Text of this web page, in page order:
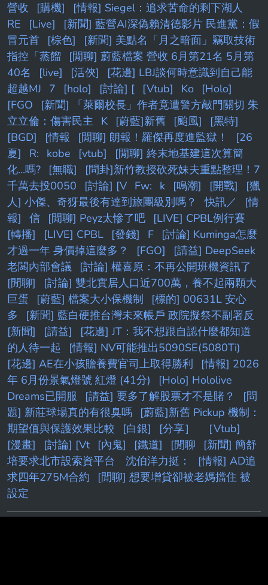
營收
[購機]
[情報] Siegel：追求苦命的剩下湖人
RE
[Live]
[新聞] 藍營AI深偽賴清德影片 民進黨：假
冒元首
[棕色]
[新聞] 美點名「月之暗面」竊取技術
指控「蒸餾
[閒聊] 蔚藍檔案 營收 6月第21名 5月第
40名
[live] [活俠]
[花邊] LBJ談何時意識到自己能
超越MJ
7 [holo] [討論] [ [Vtub] Ko
[Holo]
[FGO
[新聞] 「萊爾校長」作者竟遭警方敲門關切 朱
立立倫：傷害民主 K [蔚藍]新舊 [颱風]
[黑特]
[BGD]
[情報 [閒聊] 朗報！羅傑再度進監獄！
[26
夏]
R: kobe [vtub]
[閒聊] 終末地基建這次算簡
化...嗎?
[無職]
[問卦]新竹教授砍死妹夫重點整理！7
千萬去投0050
[討論] [V Fw: k [鳴潮] [開戰]
[獵
人] 小傑、奇犽最後有達到旅團級別嗎？
快訊／
[情
報]
信 [閒聊] Peyz太慘了吧
[LIVE] CPBL例行賽
[轉播]
[LIVE] CPBL [發錢] F
[討論] Kuminga怎麼
才過一年 身價掉這麼多？
[FGO]
[請益] DeepSeek
老闆內部會議
[討論] 權喜原：不再公開班機資訊了
[閒聊]
[討論] 雙北實居人口近700萬，養不起兩顆大
巨蛋
[蔚藍] 檔案大小保機制
[標的] 00631L 安心
多
[新聞] 藍白硬推台灣未來帳戶 政院擬祭不副署反
[新聞]
[請益]
[花邊] JT：我不想跟自認什麼都知道
的人待一起
[情報] NV可能推出5090SE(5080Ti)
[花邊] AE在小孩贍養費官司上取得勝利
[情報] 2026
年 6月份景氣燈號 紅燈 (41分)
[Holo] Hololive
Dreams已開服
[請益] 要多了解股票才不是賭？
[問
題] 新莊球場真的有很臭嗎
[蔚藍]新舊 Pickup 機制：
期望值與保護效果比較
[白銀] [分享］
［Vtub]
[漫畫]
[討論] [Vt [內鬼] [鐵道] [閒聊
[新聞] 簡舒
培要求北市設索資平台 沈伯洋力挺：
[情報] AD追
求四年275M合約
[閒聊] 想要增貸卻被老媽擋住 被
設定